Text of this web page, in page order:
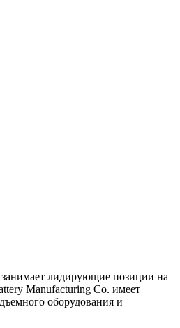
занимает лидирующие позиции на
Manufacturing Co. имеет
оборудования и